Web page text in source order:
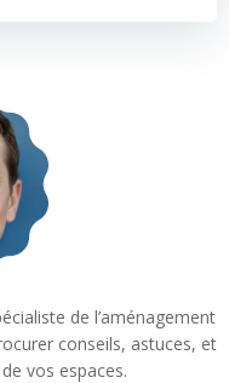
de l’aménagement
conseils, astuces, et
vos espaces.